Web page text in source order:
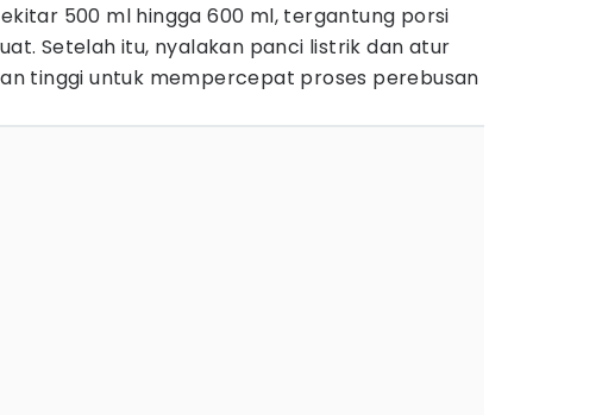
500 ml hingga 600 ml, tergantung porsi
Setelah itu, nyalakan panci listrik dan atur
tinggi untuk mempercepat proses perebusan